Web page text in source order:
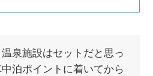
泉施設はセットだと思っ
泊ポイントに着いてから